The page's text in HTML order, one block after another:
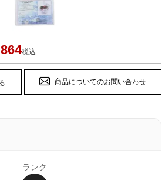
税込
商品についてのお問い合わせ
ランク